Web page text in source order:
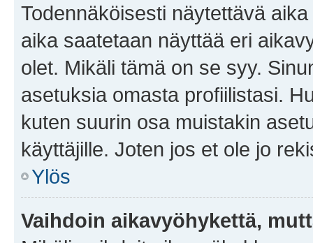
Todennäköisesti näytettävä
aika saatetaan näyttää eri
olet. Mikäli tämä on se syy.
asetuksia omasta profiilistasi.
kuten suurin osa muistakin
käyttäjille. Joten jos et ole jo
Ylös
Vaihdoin aikavyöhykettä,